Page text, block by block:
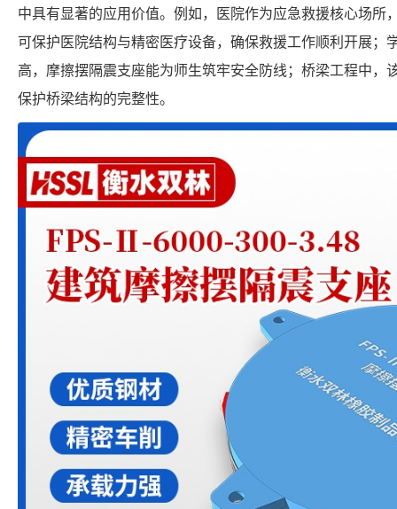
中具有显著的应用价值。例如，医院作为应急救援核心场所
可保护医院结构与精密医疗设备，确保救援工作顺利开展；
高，摩擦摆隔震支座能为师生筑牢安全防线；桥梁工程中，
保护桥梁结构的完整性。